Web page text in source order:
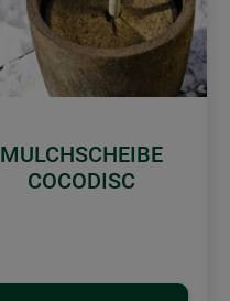
MULCHSCHEIBE
COCODISC